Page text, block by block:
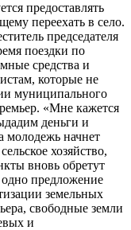
предоставлять
переехать в село.
председателя
поездки по
средства и
которые не
муниципального
«Мне кажется
деньги и
молодежь начнет
хозяйство,
вновь обретут
предложение
земельных
свободные земли
и